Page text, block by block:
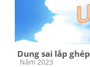
Dung sai lắp ghép
Các loại khóa học
Năm 2023